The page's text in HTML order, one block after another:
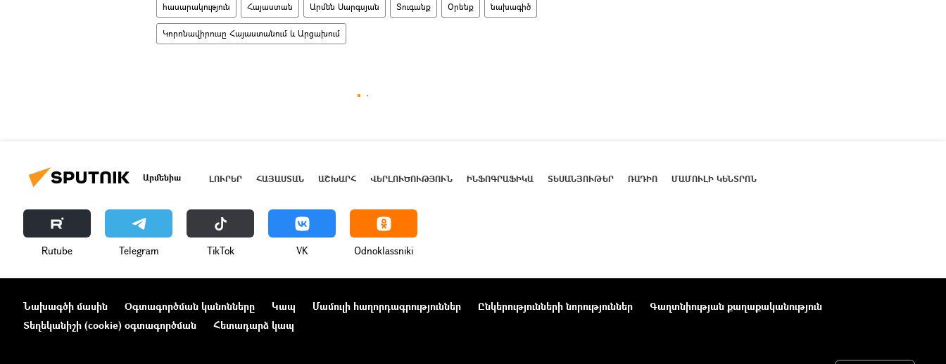
հասարակություն Հայաստան Արմեն Սարգսյան Տուգանք Օրենք նախագիծ
Կորոնավիրուսը Հայաստանում և Արցախում
Արմենիա ԼՈՒՐԵՐ ՀԱՅԱՍՏԱՆ ԱՇԽԱՐՀ ՎԵՐԼՈՒԾՈՒԹՅՈՒՆ ԻՆՖՈԳՐԱՖԻԿԱ ՏԵՍԱՆՅՈՒԹԵՐ ՌԱԴԻՈ ՄԱՄՈՒԼԻ ԿԵՆՏՐՈՆ
Rutube Telegram ТikТоk VK Odnoklassniki
Նախագծի մասին Օգտագործման կանոնները Կապ Մամուլի հաղորդագրություններ Ընկերությունների նորություններ
Գաղտնիության քաղաքականություն
Տեղեկանիշի (cookie) օգտագործման
Հետադարձ կապ